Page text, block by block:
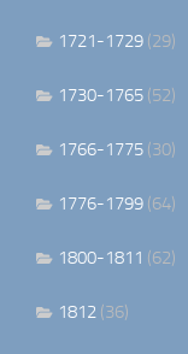
1721-1729 (29)
1730-1765 (52)
1766-1775 (30)
1776-1799 (64)
1800-1811 (62)
1812 (36)